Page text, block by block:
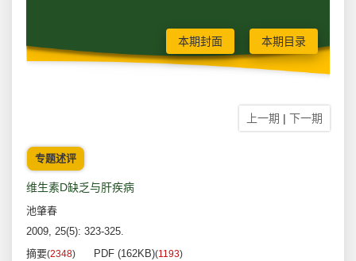
本期封面 本期目录
上一期 | 下一期
专题述评
维生素D缺乏与肝疾病
池肇春
2009, 25(5): 323-325.
摘要(2348) PDF (162KB)(1193)